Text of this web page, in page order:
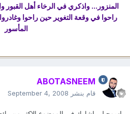
المنزور... واذكري في الرخاء أهل القبور
راحوا في وقعة التغوير حين راحوا
المأسور
ABOTASNEEM
قام بنشر September 4, 2008